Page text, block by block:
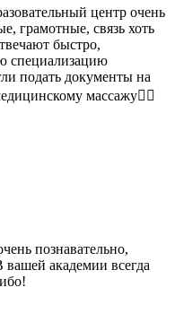
центр очень
грамотные, связь хоть
быстро,
специализацию
подать документы на
массажу🧑‍⚕️
познавательно,
вашей академии всегда